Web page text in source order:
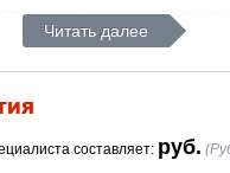
регулировании цен
по
в соответствие с
№ 1428(в
); нормативно-правовая
Читать далее
составляет: руб.